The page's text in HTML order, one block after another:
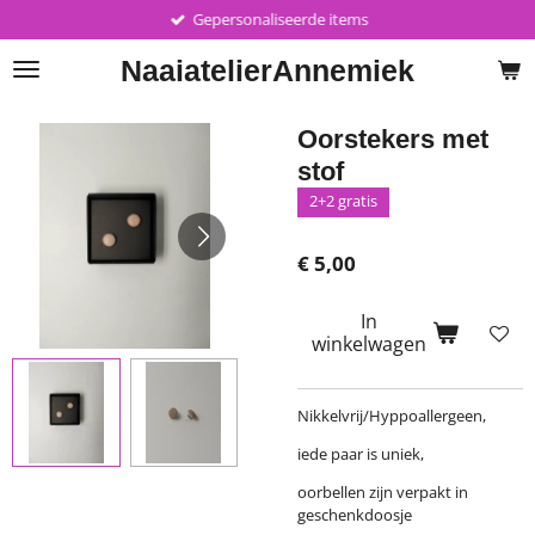
direct
naar
NaaiatelierAnnemiek
Gepersonaliseerde items
Oorstekers met
stof
2+2 gratis
€ 5,00
In
winkelwagen
Nikkelvrij/Hyppoallergeen,
iede paar is uniek,
oorbellen zijn verpakt in
geschenkdoosje